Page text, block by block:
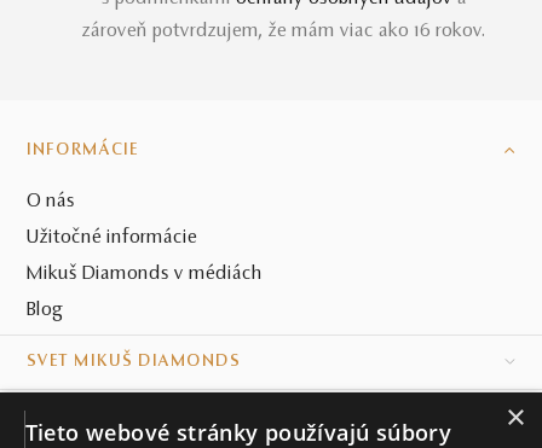
zároveň potvrdzujem, že mám viac ako 16 rokov.
INFORMÁCIE
O nás
Užitočné informácie
Mikuš Diamonds v médiách
Blog
SVET MIKUŠ DIAMONDS
×
Tieto webové stránky používajú súbory